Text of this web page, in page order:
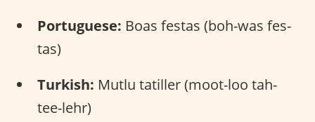
Portuguese: Boas festas (boh-was fes-
tas)
Turkish: Mutlu tatiller (moot-loo tah-
tee-lehr)